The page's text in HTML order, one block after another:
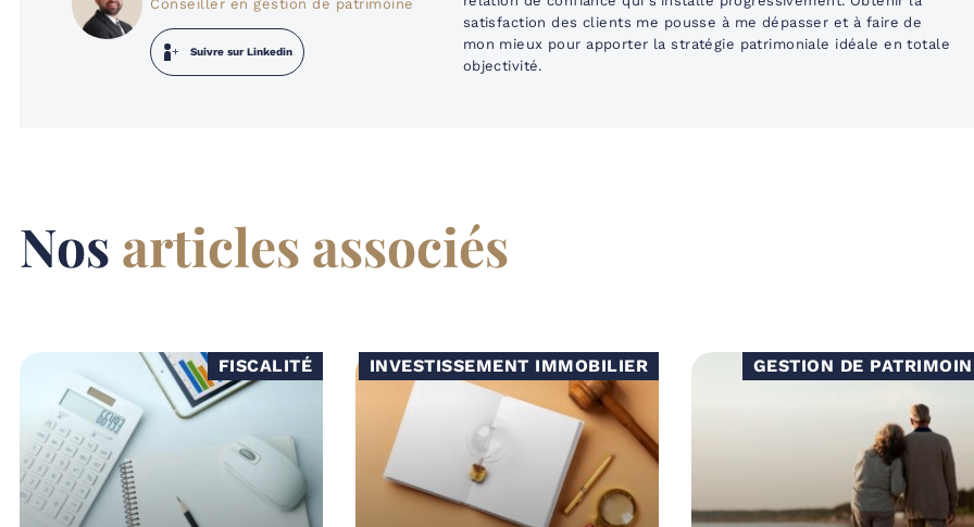
Conseiller en gestion de patrimoine
Suivre sur Linkedin
satisfaction des clients me pousse à me dépasser et à faire de
mon mieux pour apporter la stratégie patrimoniale idéale en totale
objectivité.
Nos articles associés
FISCALITÉ INVESTISSEMENT IMMOBILIER GESTION DE